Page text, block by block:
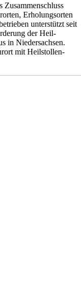
Zusammen­schluss
Erholungs­orten
unterstützt seit
der Heil­
in Nieder­sachsen.
mit Heilstollen-